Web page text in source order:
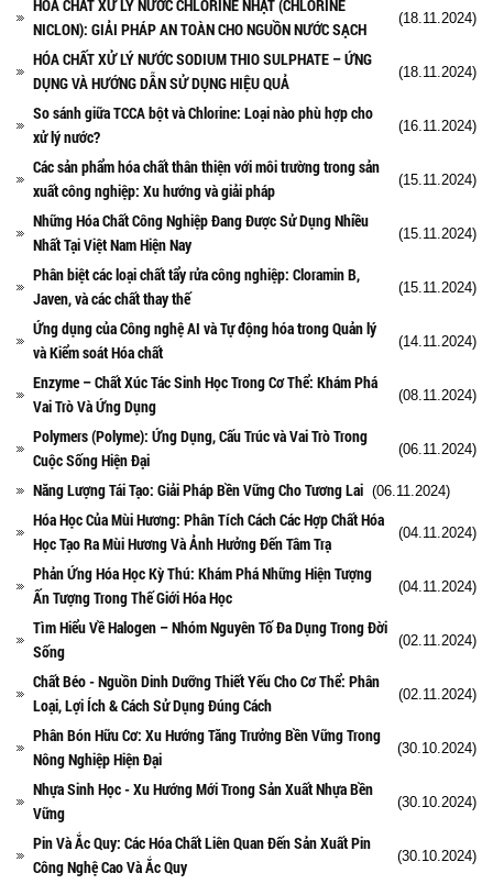
HÓA CHẤT XỬ LÝ NƯỚC CHLORINE NHẬT (CHLORINE
NICLON): GIẢI PHÁP AN TOÀN CHO NGUỒN NƯỚC SẠCH
(18.11.2024)
HÓA CHẤT XỬ LÝ NƯỚC SODIUM THIO SULPHATE – ỨNG
DỤNG VÀ HƯỚNG DẪN SỬ DỤNG HIỆU QUẢ
(18.11.2024)
So sánh giữa TCCA bột và Chlorine: Loại nào phù hợp cho
xử lý nước?
(16.11.2024)
Các sản phẩm hóa chất thân thiện với môi trường trong sản
xuất công nghiệp: Xu hướng và giải pháp
(15.11.2024)
Những Hóa Chất Công Nghiệp Đang Được Sử Dụng Nhiều
Nhất Tại Việt Nam Hiện Nay
(15.11.2024)
Phân biệt các loại chất tẩy rửa công nghiệp: Cloramin B,
Javen, và các chất thay thế
(15.11.2024)
Ứng dụng của Công nghệ AI và Tự động hóa trong Quản lý
và Kiểm soát Hóa chất
(14.11.2024)
Enzyme – Chất Xúc Tác Sinh Học Trong Cơ Thể: Khám Phá
Vai Trò Và Ứng Dụng
(08.11.2024)
Polymers (Polyme): Ứng Dụng, Cấu Trúc và Vai Trò Trong
Cuộc Sống Hiện Đại
(06.11.2024)
Năng Lượng Tái Tạo: Giải Pháp Bền Vững Cho Tương Lai (06.11.2024)
Hóa Học Của Mùi Hương: Phân Tích Cách Các Hợp Chất Hóa
Học Tạo Ra Mùi Hương Và Ảnh Hưởng Đến Tâm Trạ
(04.11.2024)
Phản Ứng Hóa Học Kỳ Thú: Khám Phá Những Hiện Tượng
Ấn Tượng Trong Thế Giới Hóa Học
(04.11.2024)
Tìm Hiểu Về Halogen – Nhóm Nguyên Tố Đa Dụng Trong Đời
Sống
(02.11.2024)
Chất Béo - Nguồn Dinh Dưỡng Thiết Yếu Cho Cơ Thể: Phân
Loại, Lợi Ích & Cách Sử Dụng Đúng Cách
(02.11.2024)
Phân Bón Hữu Cơ: Xu Hướng Tăng Trưởng Bền Vững Trong
Nông Nghiệp Hiện Đại
(30.10.2024)
Nhựa Sinh Học - Xu Hướng Mới Trong Sản Xuất Nhựa Bền
Vững
(30.10.2024)
Pin Và Ắc Quy: Các Hóa Chất Liên Quan Đến Sản Xuất Pin
Công Nghệ Cao Và Ắc Quy
(30.10.2024)